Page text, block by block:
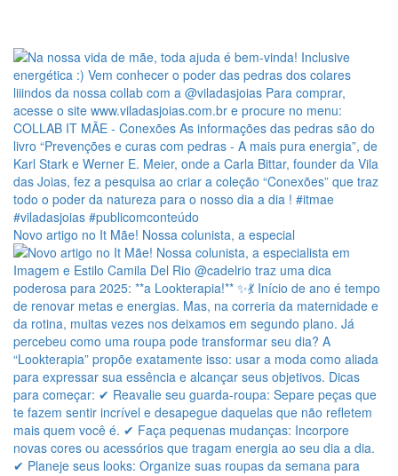
Novo artigo no It Mãe! Nossa colunista, a especial